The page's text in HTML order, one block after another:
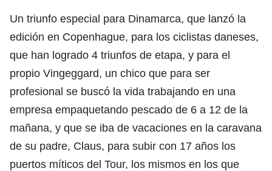
Un triunfo especial para Dinamarca, que lanzó la
edición en Copenhague, para los ciclistas daneses,
que han logrado 4 triunfos de etapa, y para el
propio Vingeggard, un chico que para ser
profesional se buscó la vida trabajando en una
empresa empaquetando pescado de 6 a 12 de la
mañana, y que se iba de vacaciones en la caravana
de su padre, Claus, para subir con 17 años los
puertos míticos del Tour, los mismos en los que